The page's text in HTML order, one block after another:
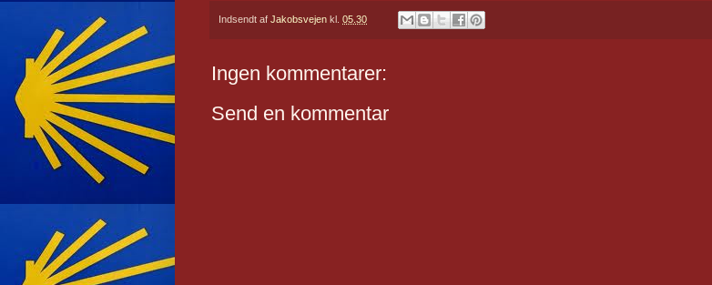
Indsendt af Jakobsvejen kl. 05.30
Ingen kommentarer:
Send en kommentar